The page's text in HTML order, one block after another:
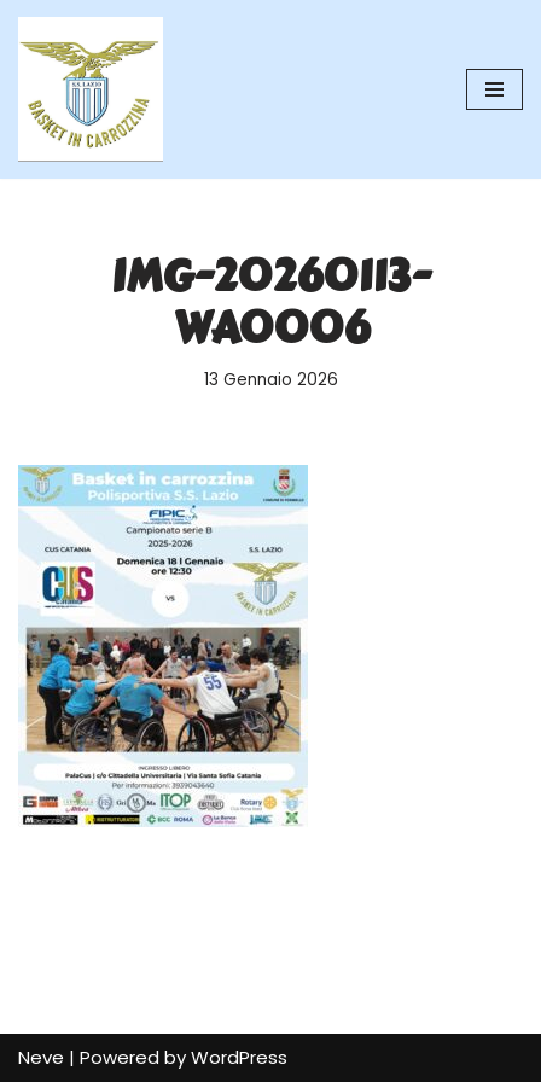
contenuto
IMG-20260113-
WA0006
13 Gennaio 2026
Neve | Powered byWordPress